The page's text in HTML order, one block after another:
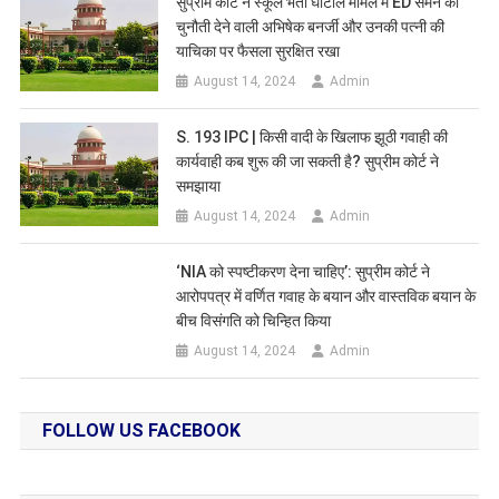
चुनौती देने वाली अभिषेक बनर्जी और उनकी पत्नी की
याचिका पर फैसला सुरक्षित रखा
August 14, 2024 Admin
S. 193 IPC | किसी वादी के खिलाफ झूठी गवाही की
कार्यवाही कब शुरू की जा सकती है? सुप्रीम कोर्ट ने
समझाया
August 14, 2024 Admin
‘NIA को स्पष्टीकरण देना चाहिए’: सुप्रीम कोर्ट ने
आरोपपत्र में वर्णित गवाह के बयान और वास्तविक बयान के
बीच विसंगति को चिन्हित किया
August 14, 2024 Admin
FOLLOW US FACEBOOK